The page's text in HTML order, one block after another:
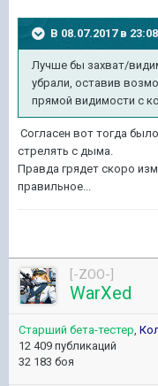
В 08.07.2017 в
Лучше бы захват/
убрали, оставив
прямой видимости с
Согласен вот тогда
стрелять с дыма.
Правда грядет скоро
правильное...
[-ZOO-]
WarXed
Старший бета-тестер
12 409 публикаций
32 183 боя